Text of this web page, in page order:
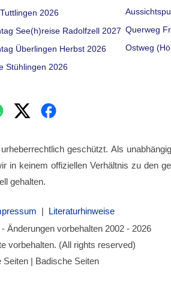
2026
See(h)reise Radolfzell 2027
Überlingen Herbst 2026
Stühlingen 2026
Querweg
Ostweg
geschützt. Als
in keinem offiziellen Verhältnis zu den
gehalten.
| Literaturhinweise
Änderungen vorbehalten 2002 - 2026
vorbehalten. (All rights reserved)
Seiten | Badische Seiten